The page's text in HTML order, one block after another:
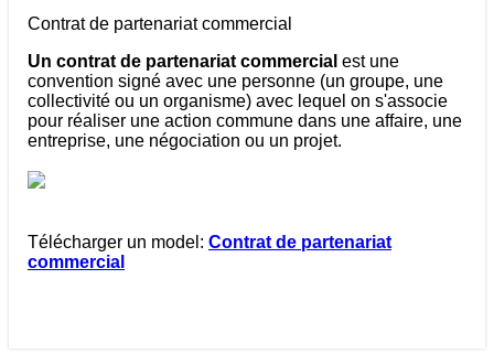
Contrat de partenariat commercial
Un contrat de partenariat commercial est une
convention signé avec une personne (un groupe, une
collectivité ou un organisme) avec lequel on s'associe
pour réaliser une action commune dans une affaire, une
entreprise, une négociation ou un projet.
Télécharger un model: Contrat de partenariat
commercial